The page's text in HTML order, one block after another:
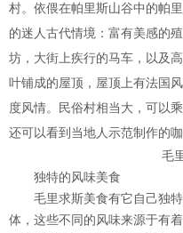
村。依偎在帕里斯山谷中的帕
的迷人古代情境：富有美感的
坊，大街上疾行的马车，以及
叶铺成的屋顶，屋顶上有法国
度风情。民俗村相当大，可以
还可以看到当地人示范制作的
毛
独特的风味美食
毛里求斯美食有它自己独特
体，这些不同的风味来源于有